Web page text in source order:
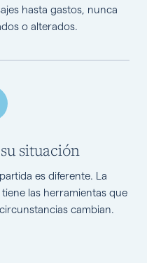
hasta gastos, nunca
o alterados.
situación
es diferente. La
las herramientas que
cambian.